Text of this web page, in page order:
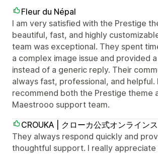
Fleur du Népal
I am very satisfied with the Prestige
beautiful, fast, and highly
team was exceptional. They spent
a complex image issue and provided
instead of a generic reply. Their
always fast, professional, and helpful.
recommend both the Prestige theme
Maestrooo support team.
CROUKA | クローカ公式オンライン
They always respond quickly and
thoughtful support. I really